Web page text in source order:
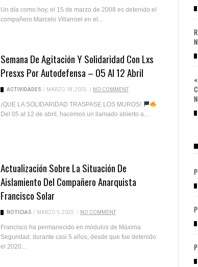
Un día como hoy, el 15 de marzo de 2008 es detenido el
compañero Marcelo Villarroel en el...
Semana De Agitación Y Solidaridad Con Lxs
Presxs Por Autodefensa – 05 Al 12 Abril
ACTIVIDADES / MARZO 18, 2025 / NO COMMENT
¡QUE LA SOLIDARIDAD TRASPASE LOS MUROS!
Del 05 al 12 de abril, hacemos un llamado abierto a...
Actualización Sobre La Situación De
Aislamiento Del Compañero Anarquista
Francisco Solar
NOTICIAS / MARZO 5, 2025 / NO COMMENT
Francisco ha permanecido en módulos de Máxima
Seguridad, durante casi 5 años, desde que fue detenido
el 2020...